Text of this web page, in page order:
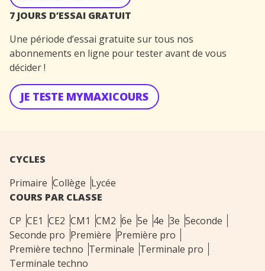
7 JOURS D’ESSAI GRATUIT
Une période d’essai gratuite sur tous nos
abonnements en ligne pour tester avant de vous
décider !
JE TESTE MYMAXICOURS
CYCLES
Primaire Collège Lycée
COURS PAR CLASSE
CP CE1 CE2 CM1 CM2 6e 5e 4e 3e Seconde
Seconde pro Première Première pro
Première techno Terminale Terminale pro
Terminale techno